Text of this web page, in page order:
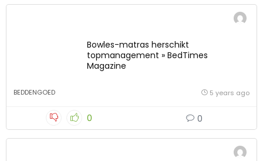
Bowles-matras herschikt
topmanagement » BedTimes
Magazine
BEDDENGOED 5 years ago
0 0